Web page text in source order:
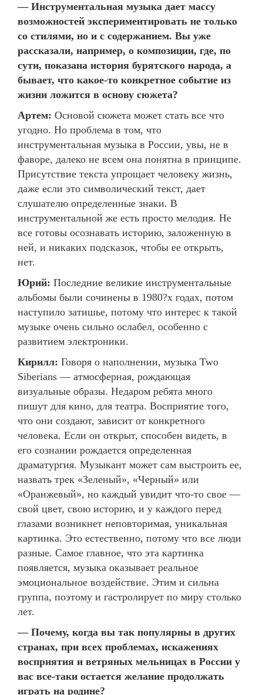
— Инструментальная музыка дает массу
возможностей экспериментировать не только
со стилями, но и с содержанием. Вы уже
рассказали, например, о композиции, где, по
сути, показана история бурятского народа, а
бывает, что какое-то конкретное событие из
жизни ложится в основу сюжета?
Артем: Основой сюжета может стать все что
угодно. Но проблема в том, что
инструментальная музыка в России, увы, не в
фаворе, далеко не всем она понятна в принципе.
Присутствие текста упрощает человеку жизнь,
даже если это символический текст, дает
слушателю определенные знаки. В
инструментальной же есть просто мелодия. Не
все готовы осознавать историю, заложенную в
ней, и никаких подсказок, чтобы ее открыть,
нет.
Юрий: Последние великие инструментальные
альбомы были сочинены в 1980?х годах, потом
наступило затишье, потому что интерес к такой
музыке очень сильно ослабел, особенно с
развитием электроники.
Кирилл: Говоря о наполнении, музыка Two
Siberians — атмосферная, рождающая
визуальные образы. Недаром ребята много
пишут для кино, для театра. Восприятие того,
что они создают, зависит от конкретного
человека. Если он открыт, способен видеть, в
его сознании рождается определенная
драматургия. Музыкант может сам выстроить ее,
назвать трек «Зеленый», «Черный» или
«Оранжевый», но каждый увидит что-то свое —
свой цвет, свою историю, и у каждого перед
глазами возникнет неповторимая, уникальная
картинка. Это естественно, потому что все люди
разные. Самое главное, что эта картинка
появляется, музыка оказывает реальное
эмоциональное воздействие. Этим и сильна
группа, поэтому и гастролирует по миру столько
лет.
— Почему, когда вы так популярны в других
странах, при всех проблемах, искажениях
восприятия и ветряных мельницах в России у
вас все-таки остается желание продолжать
играть на родине?